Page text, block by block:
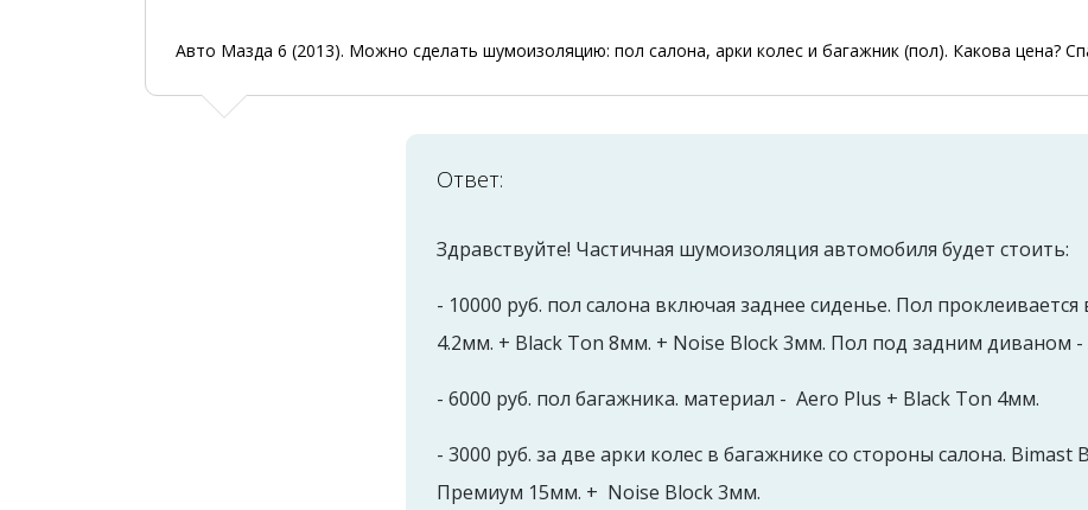
Авто Мазда 6 (2013). Можно сделать шумоизоляцию: пол салона, арки колес и багажник (пол). Какова цена?
Ответ:
Здравствуйте! Частичная шумоизоляция автомобиля будет стоить:
- 10000 руб. пол салона включая заднее сиденье. Пол
4.2мм. + Black Ton 8мм. + Noise Block 3мм. Пол под задним диваном
- 6000 руб. пол багажника. материал - Aero Plus + Black Ton 4мм.
- 3000 руб. за две арки колес в багажнике со стороны салона.
Премиум 15мм. + Noise Block 3мм.